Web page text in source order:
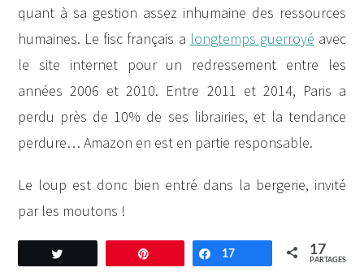
quant à sa gestion assez inhumaine des ressources
humaines. Le fisc français a longtemps guerroyé avec
le site internet pour un redressement entre les
années 2006 et 2010. Entre 2011 et 2014, Paris a
perdu près de 10% de ses librairies, et la tendance
perdure… Amazon en est en partie responsable.
Le loup est donc bien entré dans la bergerie, invité
par les moutons !
Enregistrer Partagez
17 17
PARTAGES